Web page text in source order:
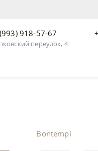
918-57-67
переулок, 4
Bontempi